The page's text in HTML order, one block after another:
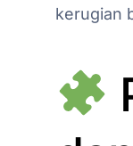
kerugian